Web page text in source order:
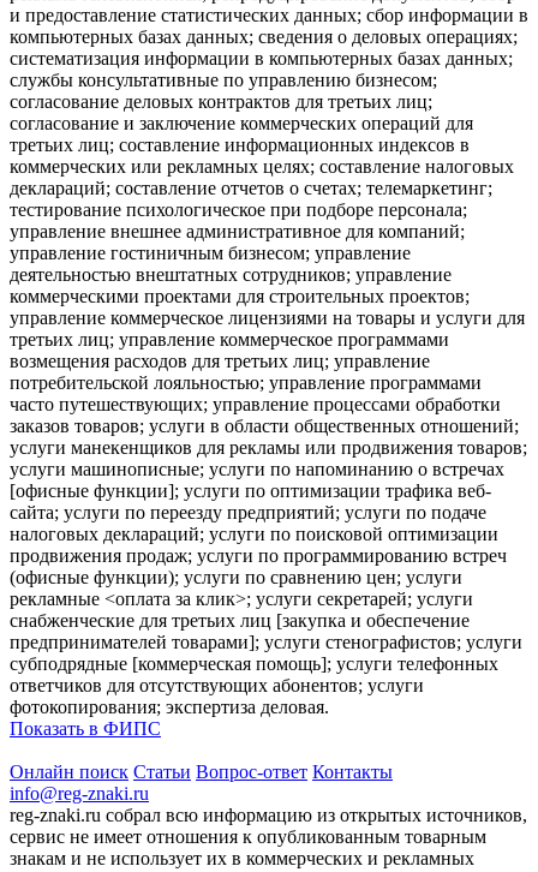
и предоставление статистических данных; сбор информации в
компьютерных базах данных; сведения о деловых операциях;
систематизация информации в компьютерных базах данных;
службы консультативные по управлению бизнесом;
согласование деловых контрактов для третьих лиц;
согласование и заключение коммерческих операций для
третьих лиц; составление информационных индексов в
коммерческих или рекламных целях; составление налоговых
деклараций; составление отчетов о счетах; телемаркетинг;
тестирование психологическое при подборе персонала;
управление внешнее административное для компаний;
управление гостиничным бизнесом; управление
деятельностью внештатных сотрудников; управление
коммерческими проектами для строительных проектов;
управление коммерческое лицензиями на товары и услуги для
третьих лиц; управление коммерческое программами
возмещения расходов для третьих лиц; управление
потребительской лояльностью; управление программами
часто путешествующих; управление процессами обработки
заказов товаров; услуги в области общественных отношений;
услуги манекенщиков для рекламы или продвижения товаров;
услуги машинописные; услуги по напоминанию о встречах
[офисные функции]; услуги по оптимизации трафика веб-
сайта; услуги по переезду предприятий; услуги по подаче
налоговых деклараций; услуги по поисковой оптимизации
продвижения продаж; услуги по программированию встреч
(офисные функции); услуги по сравнению цен; услуги
рекламные <оплата за клик>; услуги секретарей; услуги
снабженческие для третьих лиц [закупка и обеспечение
предпринимателей товарами]; услуги стенографистов; услуги
субподрядные [коммерческая помощь]; услуги телефонных
ответчиков для отсутствующих абонентов; услуги
фотокопирования; экспертиза деловая.
Показать в ФИПС
Онлайн поиск Статьи Вопрос-ответ Контакты
info@reg-znaki.ru
reg-znaki.ru собрал всю информацию из открытых источников,
сервис не имеет отношения к опубликованным товарным
знакам и не использует их в коммерческих и рекламных